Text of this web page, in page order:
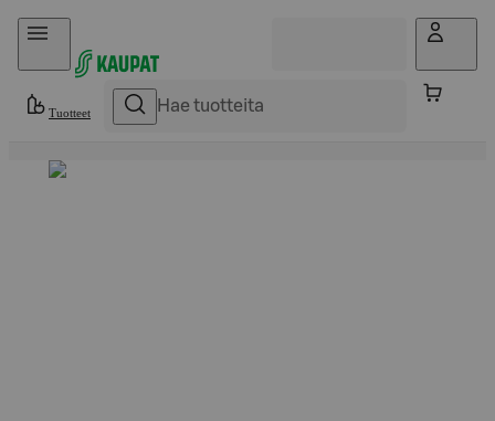
Hyppää sisältöön
Tuotteet